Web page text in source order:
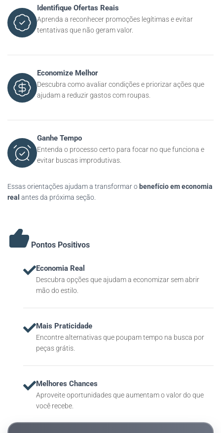
Identifique Ofertas Reais
Aprenda a reconhecer promoções legítimas e evitar
tentativas que não geram valor.
Economize Melhor
Descubra como avaliar condições e priorizar ações que
ajudam a reduzir gastos com roupas.
Ganhe Tempo
Entenda o processo certo para focar no que funciona e
evitar buscas improdutivas.
Essas orientações ajudam a transformar o benefício em economia
real antes da próxima seção.
Pontos Positivos
Economia Real
Descubra opções que ajudam a economizar sem abrir
mão do estilo.
Mais Praticidade
Encontre alternativas que poupam tempo na busca por
peças grátis.
Melhores Chances
Aproveite oportunidades que aumentam o valor do que
você recebe.